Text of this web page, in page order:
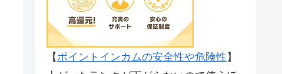
【ポイントインカムの安全性や危険性 】